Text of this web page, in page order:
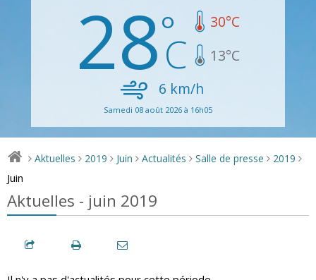
28 30°C
13°C
6 km/h
Samedi 08 août 2026 à 16h05
> Aktuelles > 2019 > Juin > Actualités > Salle de presse > 2019 >
Juin
Aktuelles - juin 2019